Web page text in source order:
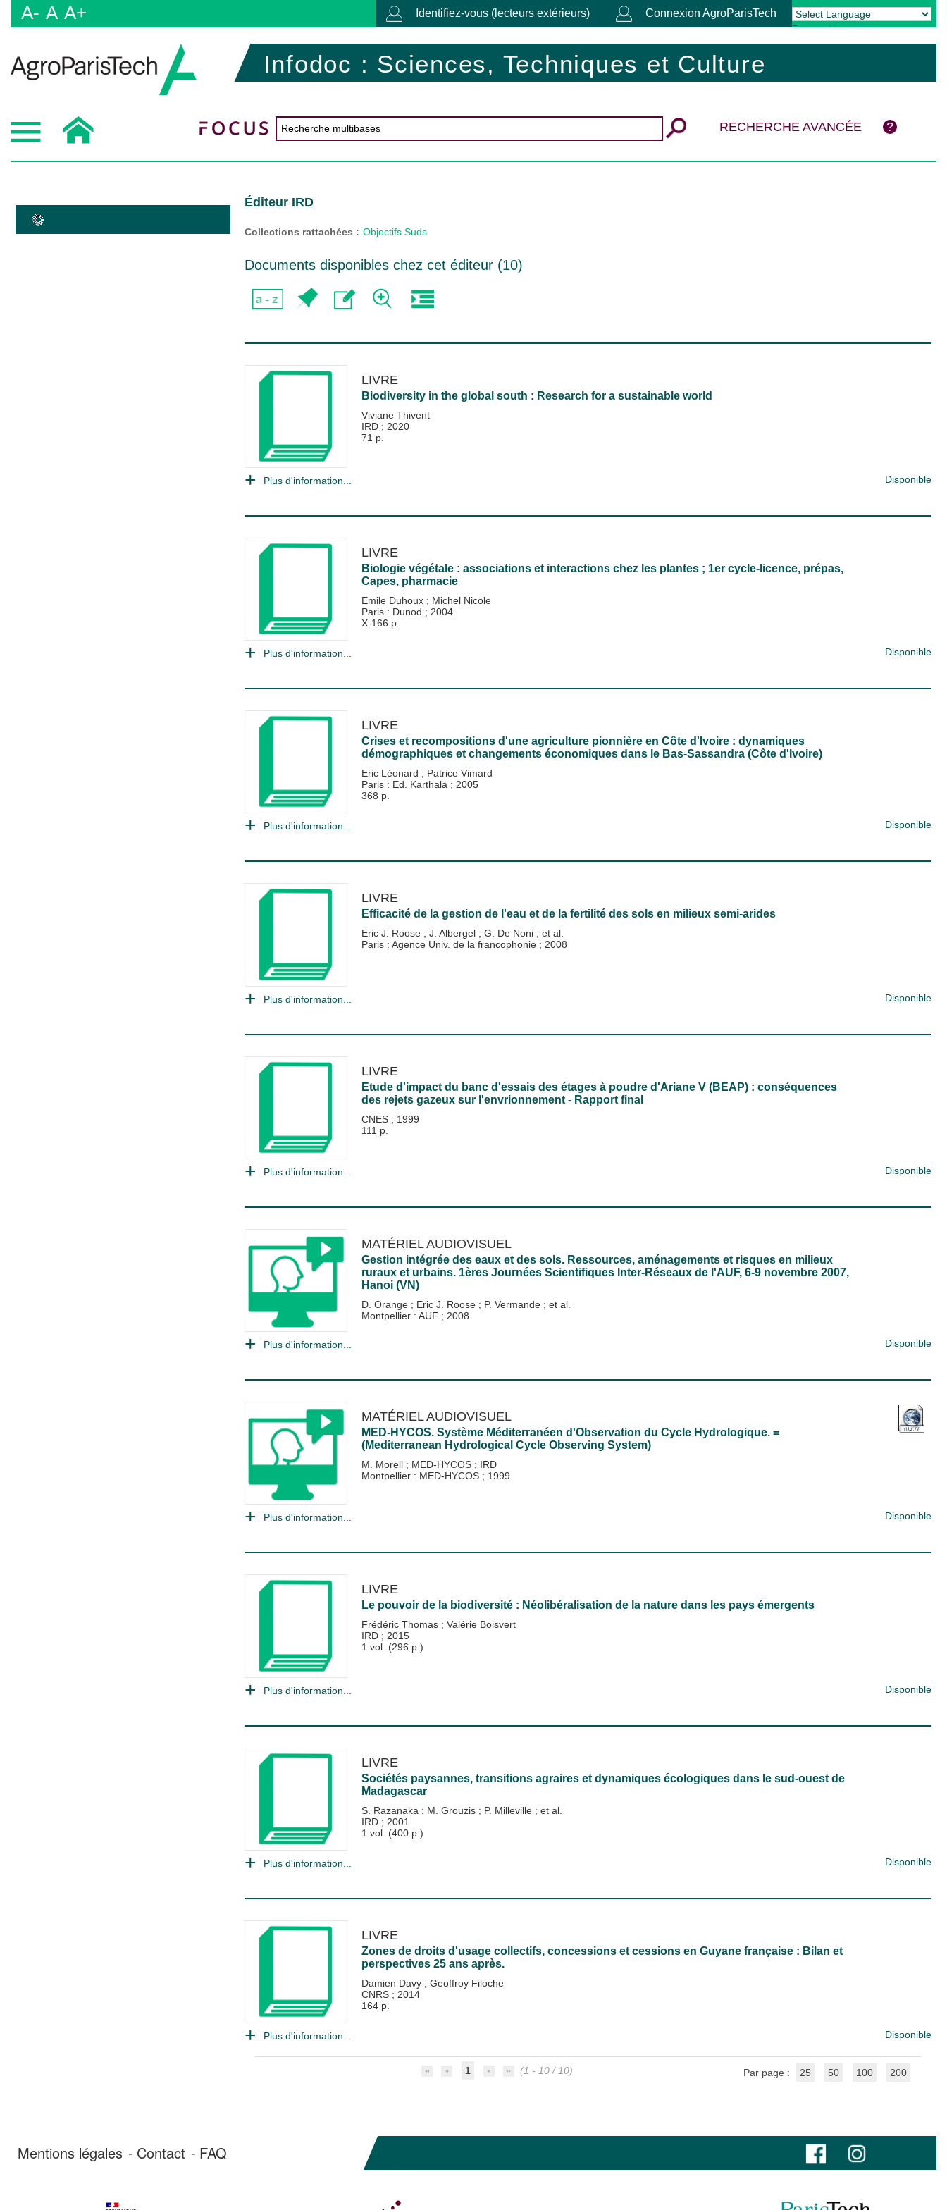
A- A A+ Identifiez-vous (lecteurs extérieurs) Connexion AgroParisTech
Powered by Translate
Infodoc : Sciences, Techniques et Culture
RECHERCHE AVANCÉE
Éditeur IRD
Collections rattachées : Objectifs Suds
Documents disponibles chez cet éditeur (10)
LIVRE
Biodiversity in the global south : Research for a sustainable world
Viviane Thivent
IRD ; 2020
71 p.
Plus d'information... Disponible
LIVRE
Biologie végétale : associations et interactions chez les plantes ; 1er cycle-licence, prépas,
Capes, pharmacie
Emile Duhoux ; Michel Nicole
Paris : Dunod ; 2004
X-166 p.
Plus d'information... Disponible
LIVRE
Crises et recompositions d'une agriculture pionnière en Côte d'Ivoire : dynamiques
démographiques et changements économiques dans le Bas-Sassandra (Côte d'Ivoire)
Eric Léonard ; Patrice Vimard
Paris : Ed. Karthala ; 2005
368 p.
Plus d'information... Disponible
LIVRE
Efficacité de la gestion de l'eau et de la fertilité des sols en milieux semi-arides
Eric J. Roose ; J. Albergel ; G. De Noni ; et al.
Paris : Agence Univ. de la francophonie ; 2008
Plus d'information... Disponible
LIVRE
Etude d'impact du banc d'essais des étages à poudre d'Ariane V (BEAP) : conséquences
des rejets gazeux sur l'envrionnement - Rapport final
CNES ; 1999
111 p.
Plus d'information... Disponible
MATÉRIEL AUDIOVISUEL
Gestion intégrée des eaux et des sols. Ressources, aménagements et risques en milieux
ruraux et urbains. 1ères Journées Scientifiques Inter-Réseaux de l'AUF, 6-9 novembre 2007,
Hanoi (VN)
D. Orange ; Eric J. Roose ; P. Vermande ; et al.
Montpellier : AUF ; 2008
Plus d'information... Disponible
MATÉRIEL AUDIOVISUEL
MED-HYCOS. Système Méditerranéen d'Observation du Cycle Hydrologique. =
(Mediterranean Hydrological Cycle Observing System)
M. Morell ; MED-HYCOS ; IRD
Montpellier : MED-HYCOS ; 1999
Plus d'information... Disponible
LIVRE
Le pouvoir de la biodiversité : Néolibéralisation de la nature dans les pays émergents
Frédéric Thomas ; Valérie Boisvert
IRD ; 2015
1 vol. (296 p.)
Plus d'information... Disponible
LIVRE
Sociétés paysannes, transitions agraires et dynamiques écologiques dans le sud-ouest de
Madagascar
S. Razanaka ; M. Grouzis ; P. Milleville ; et al.
IRD ; 2001
1 vol. (400 p.)
Plus d'information... Disponible
LIVRE
Zones de droits d'usage collectifs, concessions et cessions en Guyane française : Bilan et
perspectives 25 ans après.
Damien Davy ; Geoffroy Filoche
CNRS ; 2014
164 p.
Plus d'information... Disponible
1 (1 - 10 / 10) Par page : 25 50 100 200
Mentions légales Contact FAQ